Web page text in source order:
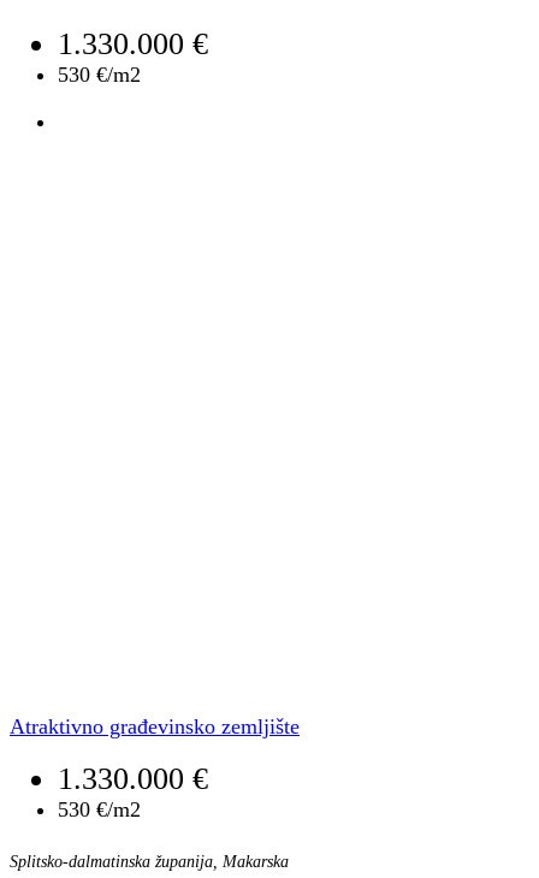
1.330.000 €
530 €/m2
Atraktivno građevinsko zemljište
1.330.000 €
530 €/m2
Splitsko-dalmatinska županija, Makarska